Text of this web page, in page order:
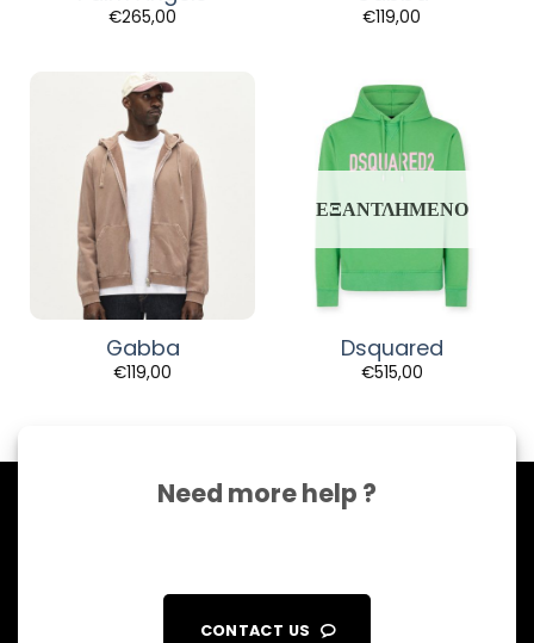
€265,00 €119,00
Gabba
€119,00
ΕΞΑΝΤΛΗΜΈΝΟ
Dsquared
€515,00
Need more help ?
CONTACT US